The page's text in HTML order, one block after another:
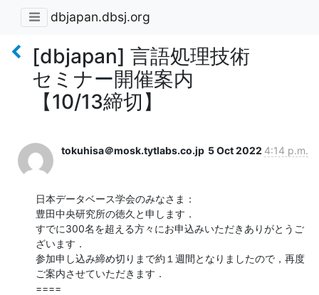
dbjapan.dbsj.org
[dbjapan] 言語処理技術
セミナー開催案内
【10/13締切】
tokuhisa＠mosk.tytlabs.co.jp 5 Oct 2022 4:14 p.m.
日本データベース学会のみなさま：
豊田中央研究所の徳久と申します．
すでに300名を超える方々にお申込みいただきありがとうご
ざいます．
参加申し込み締め切りまで約１週間となりましたので，再度
ご案内させていただきます．
====